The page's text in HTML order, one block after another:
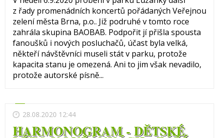
z řady promenádních koncertů pořádaných Veřejnou
zelení města Brna, p.o.. Již podruhé v tomto roce
zahrála skupina BAOBAB. Podpořit jí přišla spousta
fanoušků i nových posluchačů, účast byla velká,
někteří návštěvníci museli stát v parku, protože
kapacita stanu je omezená. Ani to jim však nevadilo,
protože autorské písně...
28.08.2020 12:44
HARMONOGRAM - DĚTSKÉ